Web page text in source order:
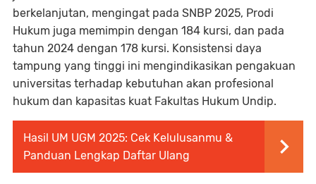
berkelanjutan, mengingat pada SNBP 2025, Prodi
Hukum juga memimpin dengan 184 kursi, dan pada
tahun 2024 dengan 178 kursi. Konsistensi daya
tampung yang tinggi ini mengindikasikan pengakuan
universitas terhadap kebutuhan akan profesional
hukum dan kapasitas kuat Fakultas Hukum Undip.
Hasil UM UGM 2025: Cek Kelulusanmu &
Panduan Lengkap Daftar Ulang